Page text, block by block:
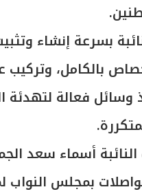
بسرعة إنشاء
بالكامل، وتركيب
وسائل فعالة
أسماء سعد
بمجلس